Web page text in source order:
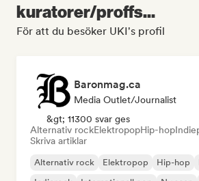
kuratorer/proffs...
För att du besöker UKI's profil
Baronmag.ca
Media Outlet/Journalist
&gt; 11300 svar ges
Alternativ rockElektropopHip-hop
Skriva artiklar
Alternativ rock Elektropop Hip-hop